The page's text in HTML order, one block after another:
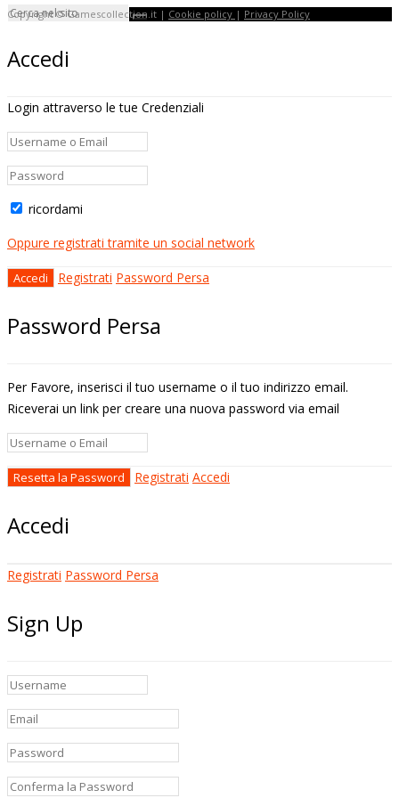
Copyright © Gamescollection.it | Cookie policy | Privacy Policy
Accedi
Login attraverso le tue Credenziali
ricordami
Oppure registrati tramite un social network
Registrati Password Persa
Password Persa
Per Favore, inserisci il tuo username o il tuo indirizzo email.
Riceverai un link per creare una nuova password via email
Registrati Accedi
Accedi
Registrati Password Persa
Sign Up